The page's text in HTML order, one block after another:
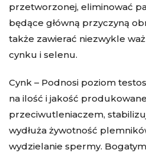
przetworzonej, eliminować
będące główną przyczyną
także zawierać niezwykle
cynku i selenu.
Cynk – Podnosi poziom
na ilość i jakość
przeciwutleniaczem,
wydłuża żywotność
wydzielanie spermy.